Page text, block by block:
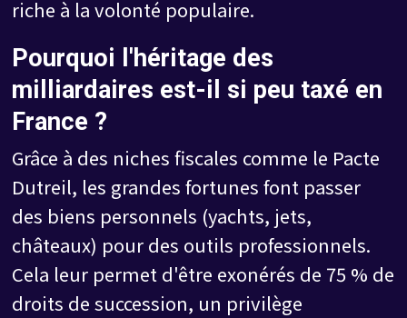
riche à la volonté populaire.
Pourquoi l'héritage des
milliardaires est-il si peu taxé en
France ?
Grâce à des niches fiscales comme le Pacte
Dutreil, les grandes fortunes font passer
des biens personnels (yachts, jets,
châteaux) pour des outils professionnels.
Cela leur permet d'être exonérés de 75 % de
droits de succession, un privilège